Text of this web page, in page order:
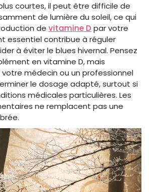
courtes, il peut être difficile de
de lumière du soleil, ce qui
de vitamine D par votre
essentiel contribue à réguler
à éviter le blues hivernal. Pensez
en vitamine D, mais
médecin ou un professionnel
le dosage adapté, surtout si
médicales particulières. Les
ne remplacent pas une